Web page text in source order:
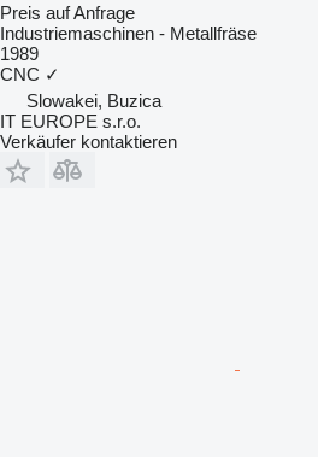
Preis auf Anfrage
Industriemaschinen - Metallfräse
1989
CNC ✓
Slowakei, Buzica
IT EUROPE s.r.o.
Verkäufer kontaktieren